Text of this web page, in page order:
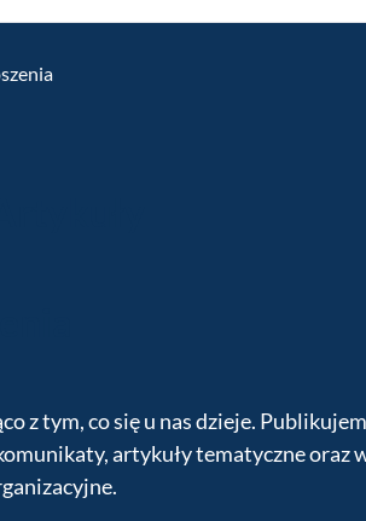
z tym, co się u nas dzieje.
artykuły tematyczne oraz